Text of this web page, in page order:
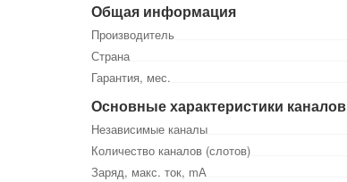
Общая информация
Производитель
Страна
Гарантия, мес.
Основные характеристики каналов
Независимые каналы
Количество каналов (слотов)
Заряд, макс. ток, mА